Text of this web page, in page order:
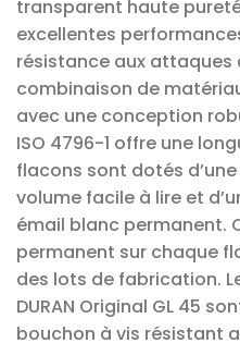
transparent haute
excellentes
résistance aux attaques
combinaison de
avec une conception
ISO 4796-1 offre une
flacons sont dotés
volume facile à lire et
émail blanc permanent.
permanent sur chaque
des lots de fabrication.
DURAN Original GL 45
bouchon à vis résistant